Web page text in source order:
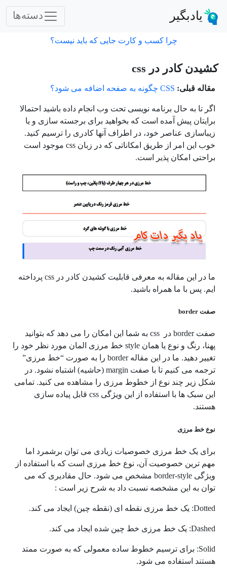
یادبگیر دسته‌ها
چرا کسب و کارت جایی که باید نیست؟
کشیدن کادر در css
مقاله قبلی: CSS چگونه به صفحه اضافه می شود؟
اگر تا به حال برنامه نویسی تحت وب انجام داده باشید احتمالا
برایتان پیش آمده است که بخواهید برای برجسته سازی و یا
زیباسازی عناصر خود، در اطراف آنها کادری را ترسیم کنید.
خوب این امر از طریق امکاناتی که در زبان css موجود است
براحتی امکان پذیر است.
ما در این مقاله به معرفی قابلیت کشیدن کادر در css پرداخته
ایم. پس با ما همراه باشید.
صفت border
صفت border در css به شما این امکان را می دهد که بتوانید
پهنا، رنگ و نوع یا همان style خط مرزی المان مورد نظر خود را
تغییر دهید. ما در این مقاله border را به صورت “خط مرزی”
ترجمه می کنیم تا با صفت margin (حاشیه) اشتباه نشود. در
شکل زیر چند نوع از خطوط مرزی را مشاهده می کنید. تمامی
این سبک ها با استفاده از این ویژگی css قابل پیاده سازی
هستند.
نوع خط مرزی
برای یک خط مرزی خصوصیات زیادی می توان برشمرد اما
مهم ترین خصوصیت آن، نوع خط مرزی است که با استفاده از
ویژگی border-style مشخص می شود. حال مقادیری که می
توان به این مشخصه نسبت داد به شرح زیر است :
Dotted: یک خط مرزی نقطه ای (نقطه چین) ایجاد می کند.
Dashed: یک خط مرزی خط چین شده ایجاد می کند.
Solid: برای ترسیم خطوط ساده معمولی که به صورت ممتد
هستند استفاده می شود.